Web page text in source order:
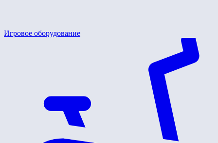
Игровое оборудование